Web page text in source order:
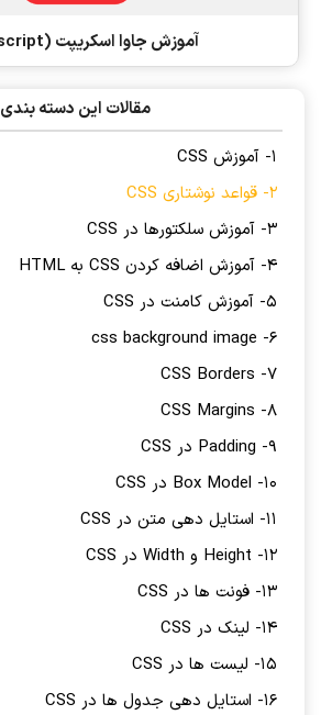
آموزش جاوا اسکریپت (Javascript)
مقالات این دسته بندی
1- آموزش CSS
2- قواعد نوشتاری CSS
3- آموزش سلکتورها در CSS
4- آموزش اضافه کردن CSS به HTML
5- آموزش کامنت در CSS
6- css background image
7- CSS Borders
8- CSS Margins
9- Padding در CSS
10- Box Model در CSS
11- استایل دهی متن در CSS
12- Height و Width در CSS
13- فونت ها در CSS
14- لینک در CSS
15- لیست ها در CSS
16- استایل دهی جدول ها در CSS